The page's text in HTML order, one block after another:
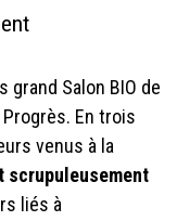
grand Salon BIO de
. En trois
venus à la
scrupuleusement
liés à